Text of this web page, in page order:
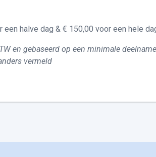
halve dag & € 150,00 voor een hele
en gebaseerd op een minimale
vermeld